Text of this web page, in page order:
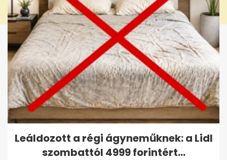
Leáldozott a régi ágyneműknek: a Lidl
szombattól 4999 forintért...